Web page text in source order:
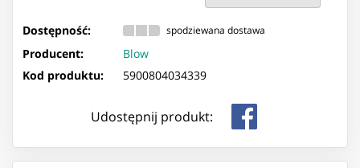
Dostępność: spodziewana dostawa
Producent:
Blow
Kod produktu:
5900804034339
Udostępnij produkt: